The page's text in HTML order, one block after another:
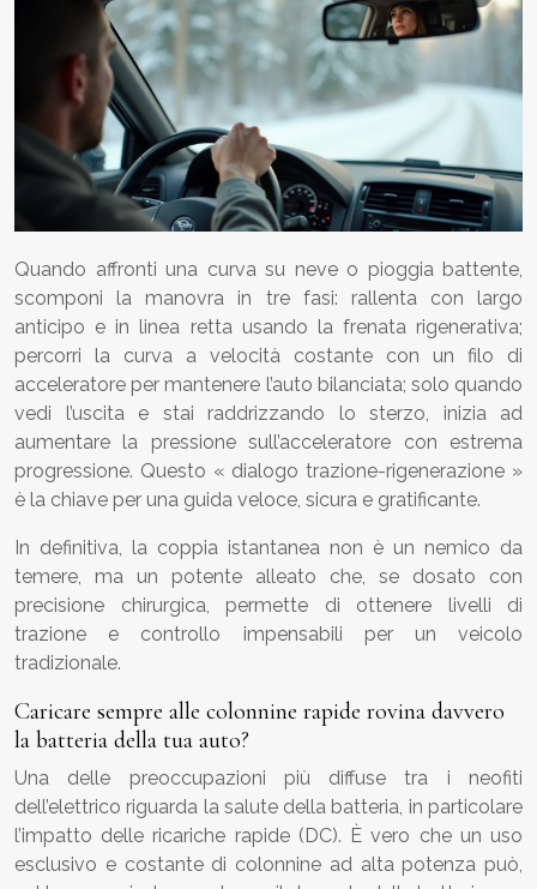
Quando affronti una curva su neve o pioggia battente,
scomponi la manovra in tre fasi: rallenta con largo
anticipo e in linea retta usando la frenata rigenerativa;
percorri la curva a velocità costante con un filo di
acceleratore per mantenere l’auto bilanciata; solo quando
vedi l’uscita e stai raddrizzando lo sterzo, inizia ad
aumentare la pressione sull’acceleratore con estrema
progressione. Questo « dialogo trazione-rigenerazione »
è la chiave per una guida veloce, sicura e gratificante.
In definitiva, la coppia istantanea non è un nemico da
temere, ma un potente alleato che, se dosato con
precisione chirurgica, permette di ottenere livelli di
trazione e controllo impensabili per un veicolo
tradizionale.
Caricare sempre alle colonnine rapide rovina davvero
la batteria della tua auto?
Una delle preoccupazioni più diffuse tra i neofiti
dell’elettrico riguarda la salute della batteria, in particolare
l’impatto delle ricariche rapide (DC). È vero che un uso
esclusivo e costante di colonnine ad alta potenza può,